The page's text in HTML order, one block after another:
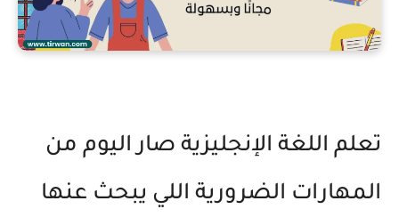
تعلم اللغة الإنجليزية صار اليوم من
المهارات الضرورية اللي يبحث عنها